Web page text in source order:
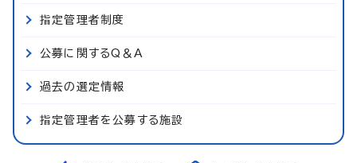
指定管理者制度
公募に関するQ＆A
過去の選定情報
指定管理者を公募する施設